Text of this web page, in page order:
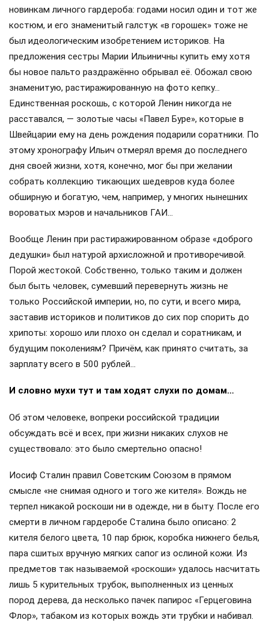
новинкам личного гардероба: годами носил один и тот же
костюм, и его знаменитый галстук «в горошек» тоже не
был идеологическим изобретением историков. На
предложения сестры Марии Ильиничны купить ему хотя
бы новое пальто раздражённо обрывал её. Обожал свою
знаменитую, растиражированную на фото кепку…
Единственная роскошь, с которой Ленин никогда не
расставался, — золотые часы «Павел Буре», которые в
Швейцарии ему на день рождения подарили соратники. По
этому хронографу Ильич отмерял время до последнего
дня своей жизни, хотя, конечно, мог бы при желании
собрать коллекцию тикающих шедевров куда более
обширную и богатую, чем, например, у многих нынешних
вороватых мэров и начальников ГАИ…
Вообще Ленин при растиражированном образе «доброго
дедушки» был натурой архисложной и противоречивой.
Порой жестокой. Собственно, только таким и должен
был быть человек, сумевший перевернуть жизнь не
только Российской империи, но, по сути, и всего мира,
заставив историков и политиков до сих пор спорить до
хрипоты: хорошо или плохо он сделал и соратникам, и
будущим поколениям? Причём, как принято считать, за
зарплату всего в 500 рублей…
И словно мухи тут и там ходят слухи по домам…
Об этом человеке, вопреки российской традиции
обсуждать всё и всех, при жизни никаких слухов не
существовало: это было смертельно опасно!
Иосиф Сталин правил Советским Союзом в прямом
смысле «не снимая одного и того же кителя». Вождь не
терпел никакой роскоши ни в одежде, ни в быту. После его
смерти в личном гардеробе Сталина было описано: 2
кителя белого цвета, 10 пар брюк, коробка нижнего белья,
пара сшитых вручную мягких сапог из ослиной кожи. Из
предметов так называемой «роскоши» удалось насчитать
лишь 5 курительных трубок, выполненных из ценных
пород дерева, да несколько пачек папирос «Герцеговина
Флор», табаком из которых вождь эти трубки и набивал.